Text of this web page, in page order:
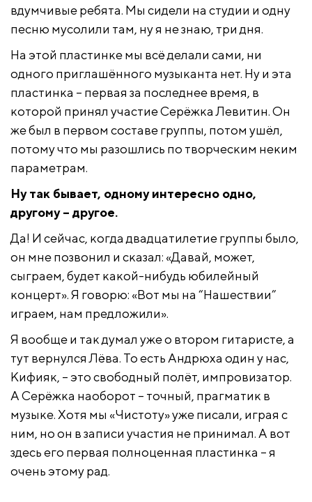
вдумчивые ребята. Мы сидели на студии и одну
песню мусолили там, ну я не знаю, три дня.
На этой пластинке мы всё делали сами, ни
одного приглашённого музыканта нет. Ну и эта
пластинка – первая за последнее время, в
которой принял участие Серёжка Левитин. Он
же был в первом составе группы, потом ушёл,
потому что мы разошлись по творческим неким
параметрам.
Ну так бывает, одному интересно одно,
другому – другое.
Да! И сейчас, когда двадцатилетие группы было,
он мне позвонил и сказал: «Давай, может,
сыграем, будет какой-нибудь юбилейный
концерт». Я говорю: «Вот мы на “Нашествии”
играем, нам предложили».
Я вообще и так думал уже о втором гитаристе, а
тут вернулся Лёва. То есть Андрюха один у нас,
Кифияк, – это свободный полёт, импровизатор.
А Серёжка наоборот – точный, прагматик в
музыке. Хотя мы «Чистоту» уже писали, играя с
ним, но он в записи участия не принимал. А вот
здесь его первая полноценная пластинка – я
очень этому рад.